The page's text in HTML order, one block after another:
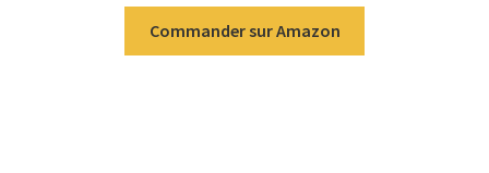
Commander sur Amazon